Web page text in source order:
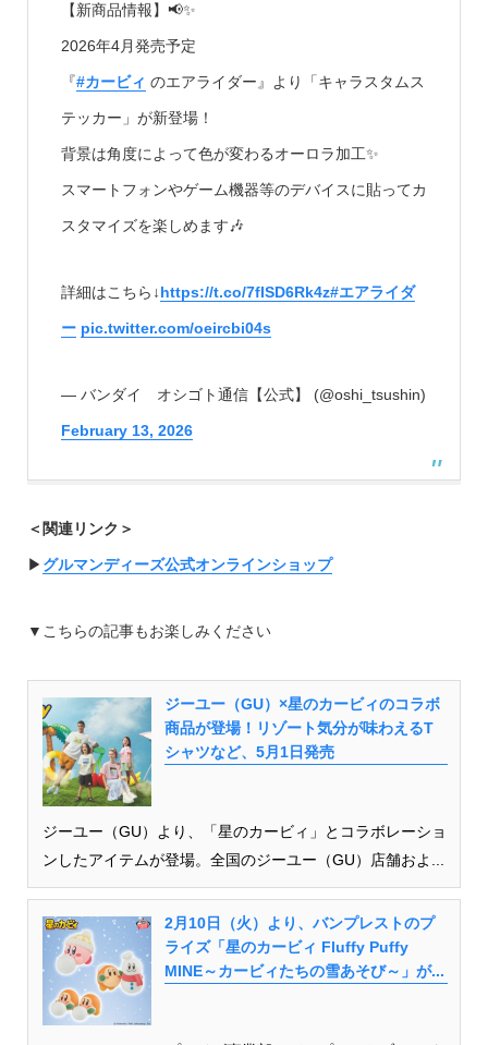
【新商品情報】📢✨
2026年4月発売予定
『#カービィ のエアライダー』より「キャラスタムス
テッカー」が新登場！
背景は角度によって色が変わるオーロラ加工✨
スマートフォンやゲーム機器等のデバイスに貼ってカ
スタマイズを楽しめます🎶
詳細はこちら↓https://t.co/7fISD6Rk4z#エアライダ
ー pic.twitter.com/oeircbi04s
— バンダイ オシゴト通信【公式】 (@oshi_tsushin)
February 13, 2026
＜関連リンク＞
▶︎ グルマンディーズ公式オンラインショップ
▼こちらの記事もお楽しみください
ジーユー（GU）×星のカービィのコラボ
商品が登場！リゾート気分が味わえるT
シャツなど、5月1日発売
ジーユー（GU）より、「星のカービィ」とコラボレーショ
ンしたアイテムが登場。全国のジーユー（GU）店舗およ...
2月10日（火）より、バンプレストのプ
ライズ「星のカービィ Fluffy Puffy
MINE～カービィたちの雪あそび～」が...